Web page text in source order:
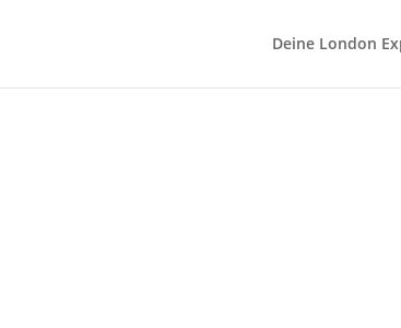
Deine London